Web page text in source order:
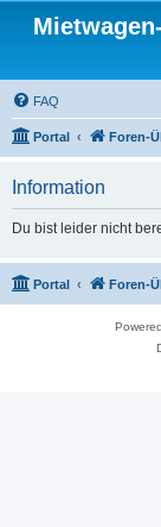
FAQ
Portal Foren-
Information
Du bist leider nicht
Portal Foren-